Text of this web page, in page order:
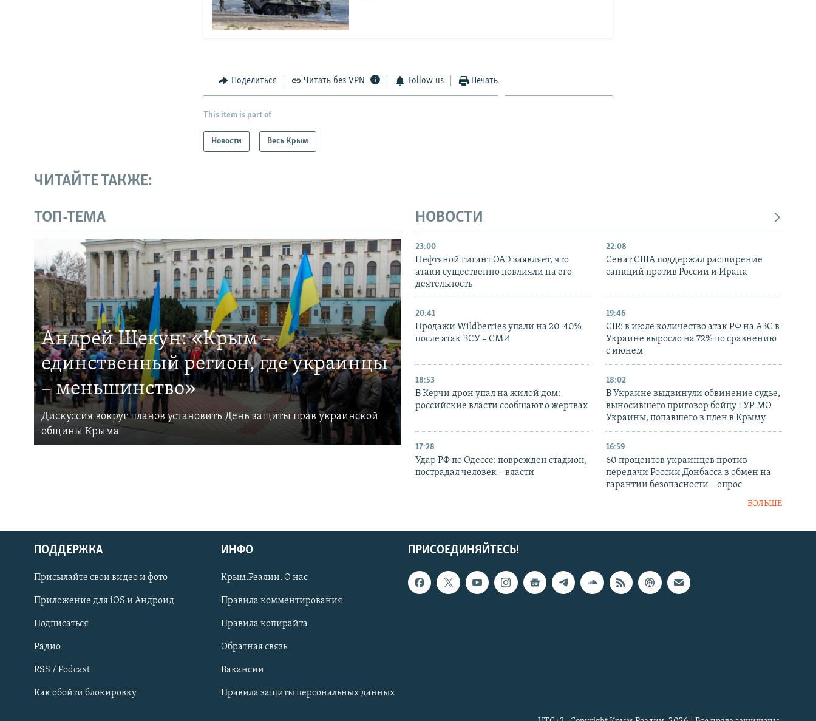
Українською
Qırımtatar
ПРИСОЕДИНЯЙТЕСЬ!
Поделиться Читать без VPN Follow us Печать
This item is part of
Новости Весь Крым
ЧИТАЙТЕ ТАКЖЕ:
ТОП-ТЕМА
Андрей Щекун: «Крым –
единственный регион, где украинцы
– меньшинство»
Дискуссия вокруг планов установить День защиты прав украинской
общины Крыма
НОВОСТИ
23:00
Нефтяной гигант ОАЭ заявляет, что
атаки существенно повлияли на его
деятельность
22:08
Сенат США поддержал расширение
санкций против России и Ирана
20:41
Продажи Wildberries упали на 20-40%
после атак ВСУ – СМИ
19:46
CIR: в июле количество атак РФ на АЗС в
Украине выросло на 72% по сравнению
с июнем
18:53
В Керчи дрон упал на жилой дом:
российские власти сообщают о жертвах
18:02
В Украине выдвинули обвинение судье,
выносившего приговор бойцу ГУР МО
Украины, попавшего в плен в Крыму
17:28
Удар РФ по Одессе: поврежден стадион,
пострадал человек – власти
16:59
60 процентов украинцев против
передачи России Донбасса в обмен на
гарантии безопасности – опрос
БОЛЬШЕ
ПРИСОЕДИНЯЙТЕСЬ!
ПОДДЕРЖКА
Присылайте свои видео и фото
Приложение для iOS и Андроид
Подписаться
Радио
RSS / Podcast
Как обойти блокировку
ИНФО
Крым.Реалии. О нас
Правила комментирования
Правила копирайта
Обратная связь
Вакансии
Правила защиты персональных данных